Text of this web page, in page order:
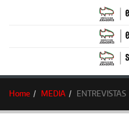
Home MEDIA ENTREVISTAS